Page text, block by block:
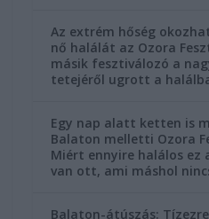
Az extrém hőség
nő halálát az Ozora
másik fesztiválozó a
tetejéről ugrott a
Egy nap alatt ketten is
Balaton melletti Ozora
Miért ennyire halálos ez
van ott, ami máshol
Balaton-átúszás: